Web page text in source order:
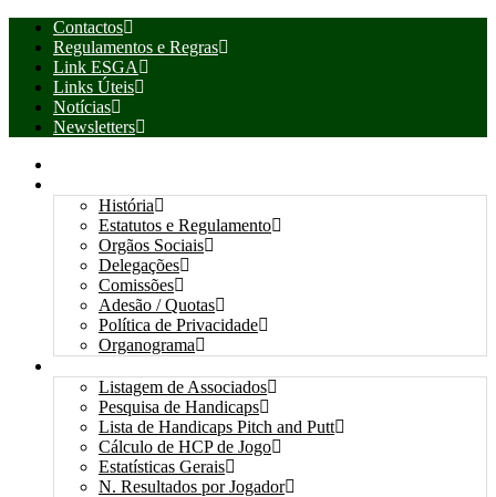
Contactos
Regulamentos e Regras
Link ESGA
Links Úteis
Notícias
Newsletters
História
Estatutos e Regulamento
Orgãos Sociais
Delegações
Comissões
Adesão / Quotas
Política de Privacidade
Organograma
Listagem de Associados
Pesquisa de Handicaps
Lista de Handicaps Pitch and Putt
Cálculo de HCP de Jogo
Estatísticas Gerais
N. Resultados por Jogador